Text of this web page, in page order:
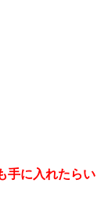
手に入れたらい